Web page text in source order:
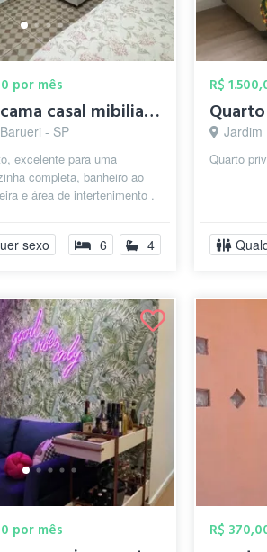
por mês
Quarto cama casal mibiliado individual
- SP
excelente para uma
completa, banheiro ao
e área de intertenimento .
sexo 6 4
R$
Jardim
Quarto
por mês R$